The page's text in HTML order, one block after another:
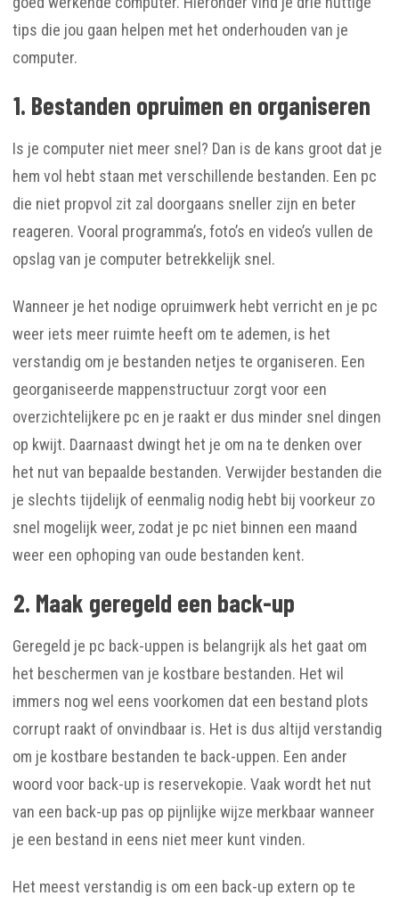
tips die jou gaan helpen met het onderhouden van je
computer.
1. Bestanden opruimen en organiseren
Is je computer niet meer snel? Dan is de kans groot dat je
hem vol hebt staan met verschillende bestanden. Een pc
die niet propvol zit zal doorgaans sneller zijn en beter
reageren. Vooral programma’s, foto’s en video’s vullen de
opslag van je computer betrekkelijk snel.
Wanneer je het nodige opruimwerk hebt verricht en je pc
weer iets meer ruimte heeft om te ademen, is het
verstandig om je bestanden netjes te organiseren. Een
georganiseerde mappenstructuur zorgt voor een
overzichtelijkere pc en je raakt er dus minder snel dingen
op kwijt. Daarnaast dwingt het je om na te denken over
het nut van bepaalde bestanden. Verwijder bestanden die
je slechts tijdelijk of eenmalig nodig hebt bij voorkeur zo
snel mogelijk weer, zodat je pc niet binnen een maand
weer een ophoping van oude bestanden kent.
2. Maak geregeld een back-up
Geregeld je pc back-uppen is belangrijk als het gaat om
het beschermen van je kostbare bestanden. Het wil
immers nog wel eens voorkomen dat een bestand plots
corrupt raakt of onvindbaar is. Het is dus altijd verstandig
om je kostbare bestanden te back-uppen. Een ander
woord voor back-up is reservekopie. Vaak wordt het nut
van een back-up pas op pijnlijke wijze merkbaar wanneer
je een bestand in eens niet meer kunt vinden.
Het meest verstandig is om een back-up extern op te